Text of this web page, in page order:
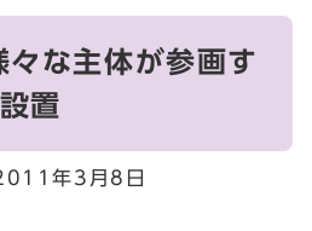
な主体が参画す
置
年3月8日